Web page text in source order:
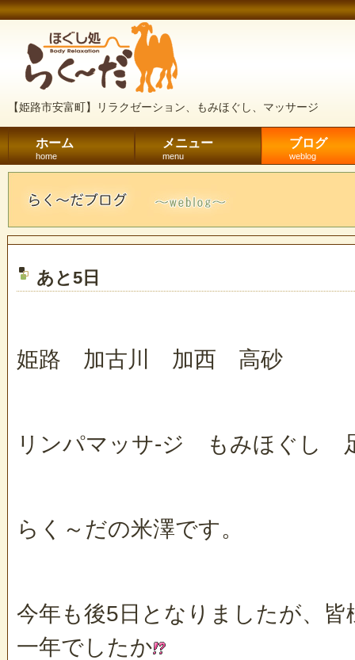
【姫路市安富町】リラクゼーション、もみほぐし、マッサージ
ホーム
home
メニュー
menu
ブログ
weblog
あと5日
姫路 加古川 加西 高砂
リンパマッサ-ジ もみほぐし
らく～だの米澤です。
今年も後5日となりましたが、
一年でしたか